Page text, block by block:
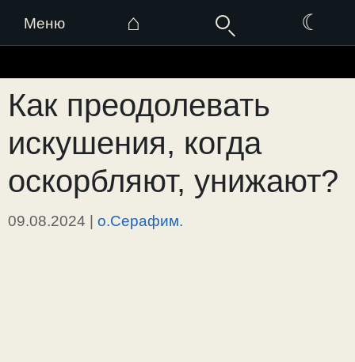
Меню ⌂ ☾
к
содержимому
Как преодолевать
искушения, когда
оскорбляют, унижают?
09.08.2024 | о.Серафим.